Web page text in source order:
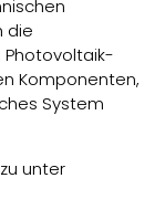
die
Photovoltaik-
Komponenten,
System
unter